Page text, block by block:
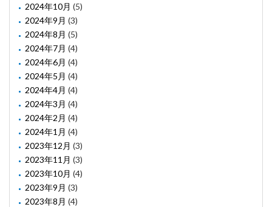
2024年10月 (5)
2024年9月 (3)
2024年8月 (5)
2024年7月 (4)
2024年6月 (4)
2024年5月 (4)
2024年4月 (4)
2024年3月 (4)
2024年2月 (4)
2024年1月 (4)
2023年12月 (3)
2023年11月 (3)
2023年10月 (4)
2023年9月 (3)
2023年8月 (4)